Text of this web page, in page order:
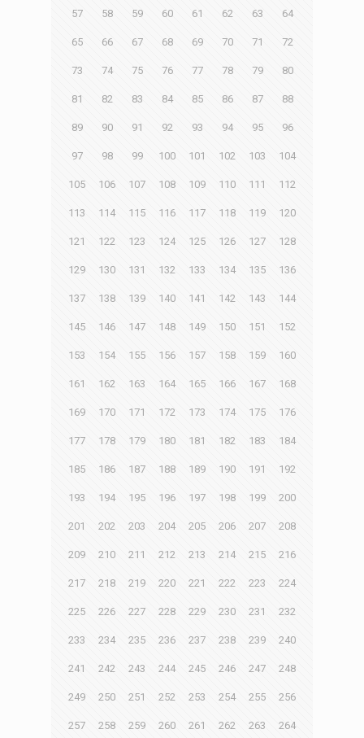
57 58 59 60 61 62 63 64
65 66 67 68 69 70 71 72
73 74 75 76 77 78 79 80
81 82 83 84 85 86 87 88
89 90 91 92 93 94 95 96
97 98 99 100 101 102 103 104
105 106 107 108 109 110 111 112
113 114 115 116 117 118 119 120
121 122 123 124 125 126 127 128
129 130 131 132 133 134 135 136
137 138 139 140 141 142 143 144
145 146 147 148 149 150 151 152
153 154 155 156 157 158 159 160
161 162 163 164 165 166 167 168
169 170 171 172 173 174 175 176
177 178 179 180 181 182 183 184
185 186 187 188 189 190 191 192
193 194 195 196 197 198 199 200
201 202 203 204 205 206 207 208
209 210 211 212 213 214 215 216
217 218 219 220 221 222 223 224
225 226 227 228 229 230 231 232
233 234 235 236 237 238 239 240
241 242 243 244 245 246 247 248
249 250 251 252 253 254 255 256
257 258 259 260 261 262 263 264